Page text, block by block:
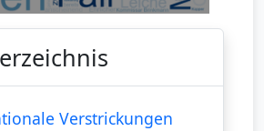
Verstrickungen